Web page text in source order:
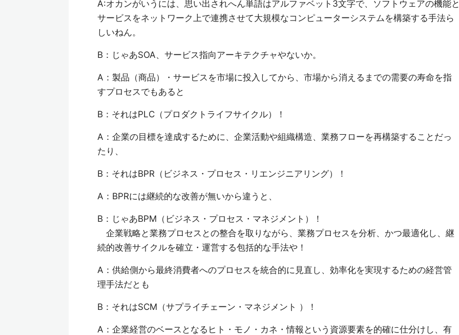
A:オカンがいうには、思い出されへん単語はアルファベット3文字で、ソフトウェアの機能
サービスをネットワーク上で連携させて大規模なコンピューターシステムを構築する手法ら
しいねん。
B：じゃあSOA、サービス指向アーキテクチャやないか。
A：製品（商品）・サービスを市場に投入してから、市場から消えるまでの需要の寿命を指
すプロセスでもあると
B：それはPLC（プロダクトライフサイクル）！
A：企業の目標を達成するために、企業活動や組織構造、業務フローを再構築することだっ
たり、
B：それはBPR（ビジネス・プロセス・リエンジニアリング）！
A：BPRには継続的な改善が無いから違うと、
B：じゃあBPM（ビジネス・プロセス・マネジメント）！
企業戦略と業務プロセスとの整合を取りながら、業務プロセスを分析、かつ最適化し、継
続的改善サイクルを確立・運営する包括的な手法や！
A：供給側から最終消費者へのプロセスを統合的に見直し、効率化を実現するための経営管
理手法だとも
B：それはSCM（サプライチェーン・マネジメント ）！
A：企業経営のベースとなるヒト・モノ・カネ・情報という資源要素を的確に仕分けし、有